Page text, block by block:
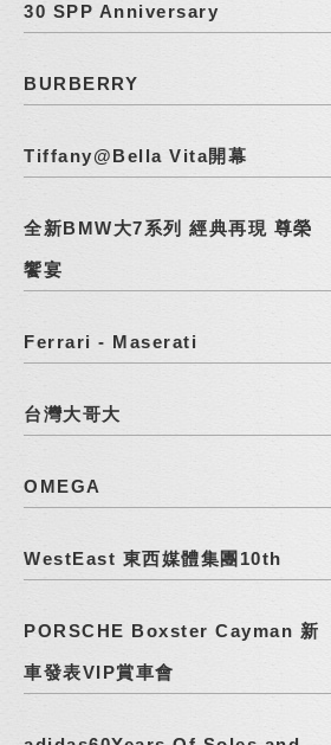
30 SPP Anniversary
BURBERRY
Tiffany@Bella Vita開幕
全新BMW大7系列 經典再現 尊榮
饗宴
Ferrari - Maserati
台灣大哥大
OMEGA
WestEast 東西媒體集團10th
PORSCHE Boxster Cayman 新
車發表VIP賞車會